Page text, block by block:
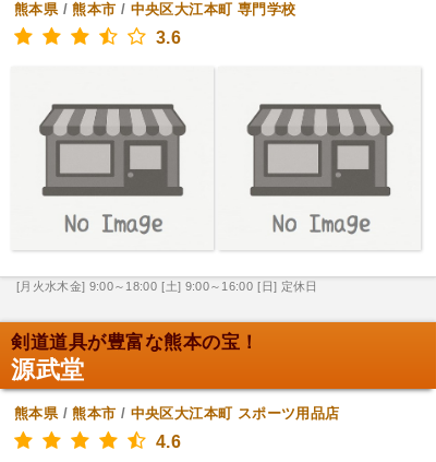
熊本県/熊本市 / 中央区大江本町 専門学校
3.6
[月火水木金] 9:00～18:00 [土] 9:00～16:00 [日] 定休日
剣道道具が豊富な熊本の宝！
源武堂
熊本県/熊本市 / 中央区大江本町 スポーツ用品店
4.6